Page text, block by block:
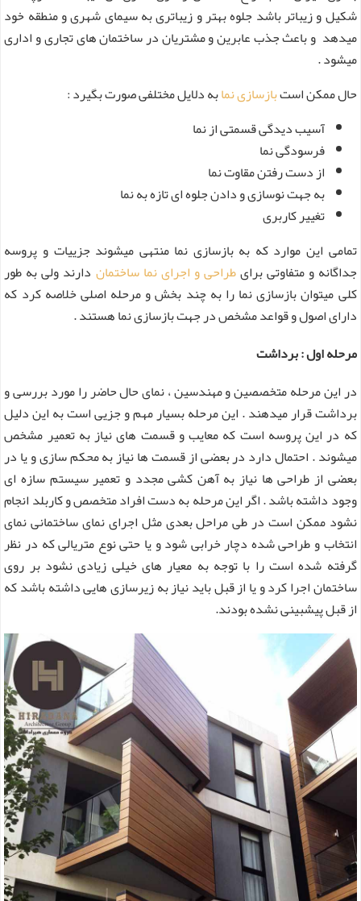
شکیل و زیباتر باشد جلوه بهتر و زیباتری به سیمای شهری و منطقه خود
میدهد و باعث جذب عابرین و مشتریان در ساختمان های تجاری و اداری
میشود .
حال ممکن استبازسازی نمابه دلایل مختلفی صورت بگیرد :
آسیب دیدگی قسمتی از نما
فرسودگی نما
از دست رفتن مقاوت نما
به جهت نوسازی و دادن جلوه ای تازه به نما
تغییر کاربری
تمامی این موارد که به بازسازی نما منتهی میشوند جزییات و پروسه
جداگانه و متفاوتی برایطراحی و اجرای نما ساختمان دارند ولی به طور
کلی میتوان بازسازی نما را به چند بخش و مرحله اصلی خلاصه کرد که
دارای اصول و قواعد مشخص در جهت بازسازی نما هستند .
مرحله اول : برداشت
در این مرحله متخصصین و مهندسین ، نمای حال حاضر را مورد بررسی و
برداشت قرار میدهند . این مرحله بسیار مهم و جزیی است به این دلیل
که در این پروسه است که معایب و قسمت های نیاز به تعمیر مشخص
میشوند . احتمال دارد در بعضی از قسمت ها نیاز به محکم سازی و یا در
بعضی از طراحی ها نیاز به آهن کشی مجدد و تعمیر سیستم سازه ای
وجود داشته باشد . اگر این مرحله به دست افراد متخصص و کاربلد انجام
نشود ممکن است در طی مراحل بعدی مثل اجرای نمای ساختمانی نمای
انتخاب و طراحی شده دچار خرابی شود و یا حتی نوع متریالی که در نظر
گرفته شده است را با توجه به معیار های خیلی زیادی نشود بر روی
ساختمان اجرا کرد و یا از قبل باید نیاز به زیرسازی هایی داشته باشد که
از قبل پیشبینی نشده بودند.